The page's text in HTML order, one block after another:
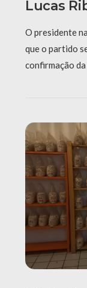
Lucas
O presidente
que o partido
confirmação